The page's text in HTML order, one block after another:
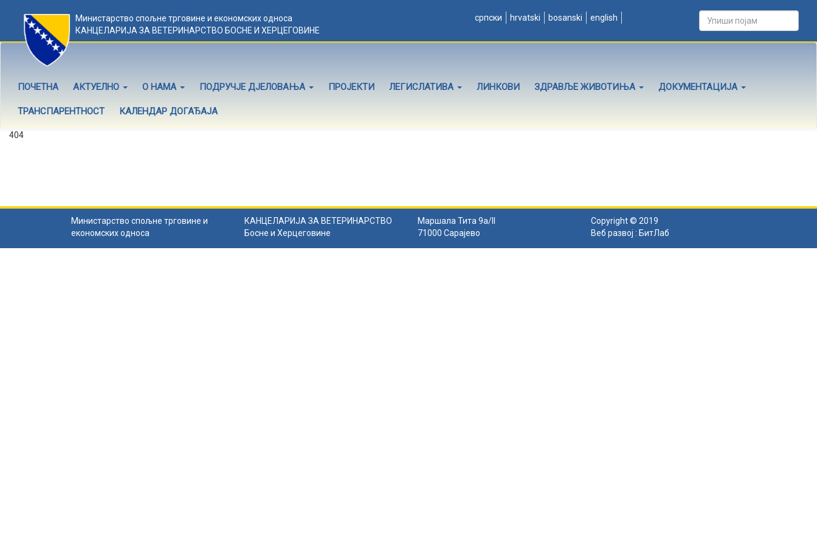
Министарство спољне трговине и економских односа
КАНЦЕЛАРИЈА ЗА ВЕТЕРИНАРСТВО БОСНЕ И ХЕРЦЕГОВИНЕ
српски hrvatski bosanski english
ПОЧЕТНА АКТУЕЛНО О НАМА ПОДРУЧЈЕ ДЈЕЛОВАЊА ПРОЈЕКТИ ЛЕГИСЛАТИВА ЛИНКОВИ ЗДРАВЉЕ ЖИВОТИЊА ДОКУМЕНТАЦИЈА
ТРАНСПАРЕНТНОСТ КАЛЕНДАР ДОГАЂАЈА
404
Министарство спољне трговине и
економских односа
КАНЦЕЛАРИЈА ЗА ВЕТЕРИНАРСТВО
Босне и Херцеговине
Маршала Тита 9а/II
71000 Сарајево
Copyright © 2019
Веб развој : БитЛаб